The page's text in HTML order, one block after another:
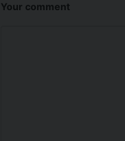
Your comment